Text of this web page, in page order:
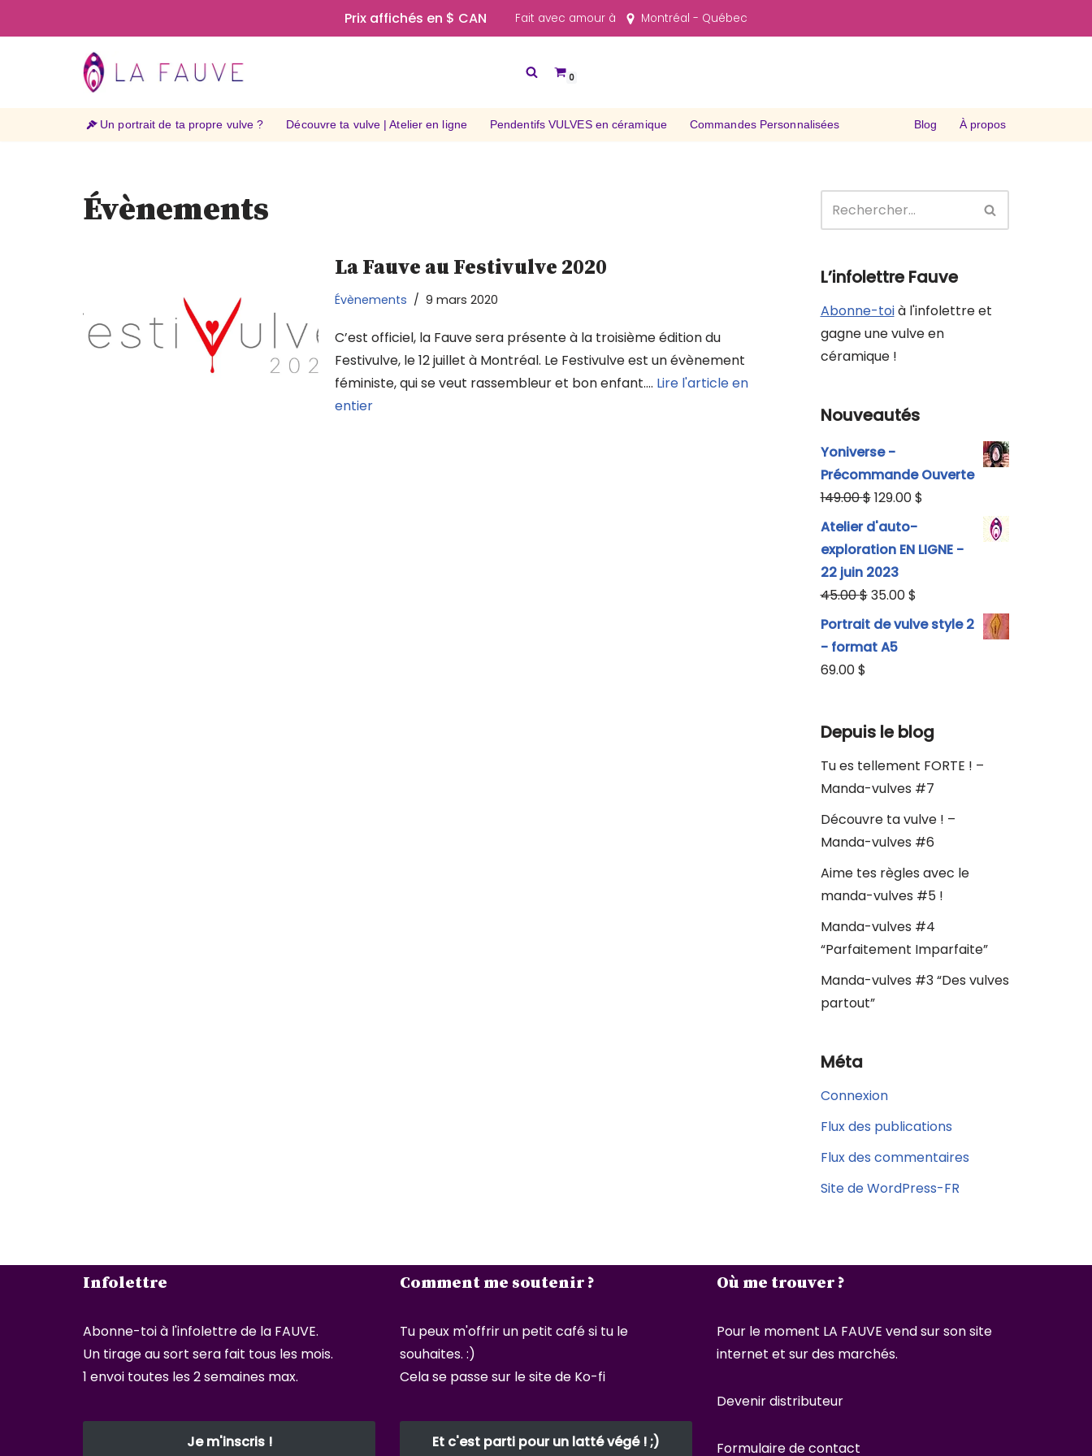
Prix affichés en $ CAN Fait avec amour à Montréal - Québec
0
Un portrait de ta propre vulve ? Découvre ta vulve | Atelier en ligne Pendentifs VULVES en céramique Commandes Personnalisées Blog À propos
Évènements
La Fauve au Festivulve 2020
Évènements 9 mars 2020
C’est officiel, la Fauve sera présente à la troisième édition du
Festivulve, le 12 juillet à Montréal. Le Festivulve est un évènement
féministe, qui se veut rassembleur et bon enfant.… Lire l'article en
entier
L’infolettre Fauve
Abonne-toià l'infolettre et
gagne une vulve en
céramique !
Nouveautés
Yoniverse -
Précommande Ouverte
149.00$129.00$
Atelier d'auto-
exploration EN LIGNE -
22 juin 2023
45.00$35.00$
Portrait de vulve style 2
- format A5
69.00$
Depuis le blog
Tu es tellement FORTE ! –
Manda-vulves #7
Découvre ta vulve ! –
Manda-vulves #6
Aime tes règles avec le
manda-vulves #5 !
Manda-vulves #4
“Parfaitement Imparfaite”
Manda-vulves #3 “Des vulves
partout”
Méta
Connexion
Flux des publications
Flux des commentaires
Site de WordPress-FR
Infolettre
Abonne-toi à l'infolettre de la FAUVE.
Un tirage au sort sera fait tous les mois.
1 envoi toutes les 2 semaines max.
Je m'inscris !
Comment me soutenir ?
Tu peux m'offrir un petit café si tu le
souhaites. :)
Cela se passe sur le site de Ko-fi
Et c'est parti pour un latté végé ! ;)
Où me trouver ?
Pour le moment LA FAUVE vend sur son site
internet et sur des marchés.
Devenir distributeur
Formulaire de contact